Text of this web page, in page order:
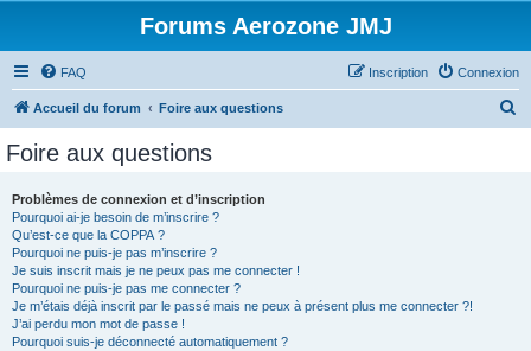
Forums Aerozone JMJ
FAQ Connexion
Inscription
Accueil du forum Foire aux questions
Foire aux questions
Problèmes de connexion et d’inscription
Pourquoi ai-je besoin de m’inscrire ?
Qu’est-ce que la COPPA ?
Pourquoi ne puis-je pas m’inscrire ?
Je suis inscrit mais je ne peux pas me connecter !
Pourquoi ne puis-je pas me connecter ?
Je m’étais déjà inscrit par le passé mais ne peux à présent plus me connecter ?!
J’ai perdu mon mot de passe !
Pourquoi suis-je déconnecté automatiquement ?